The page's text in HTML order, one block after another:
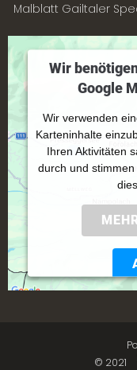
Malblatt Gailtaler
Wir
Google
Wir verwenden
Karteninhalte
Ihren Aktivitäten
durch und
© 2021